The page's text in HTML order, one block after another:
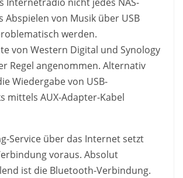
Abspielen von Musik über USB
werden.
von Western Digital und Synology
Regel angenommen. Alternativ
Wiedergabe von USB-
mittels AUX-Adapter-Kabel
Service über das Internet setzt
voraus. Absolut
ist die Bluetooth-Verbindung.